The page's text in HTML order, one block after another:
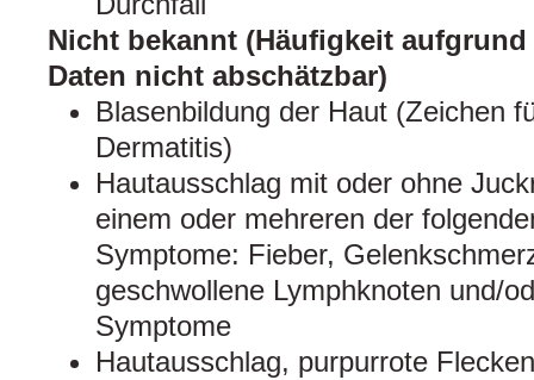
Nicht bekannt (Häufigkeit
Daten nicht abschätzbar)
Blasenbildung der Haut (Zeichen
Dermatitis)
Hautausschlag mit oder ohne
einem oder mehreren der
Symptome: Fieber,
geschwollene Lymphknoten und/
Symptome
Hautausschlag, purpurrote